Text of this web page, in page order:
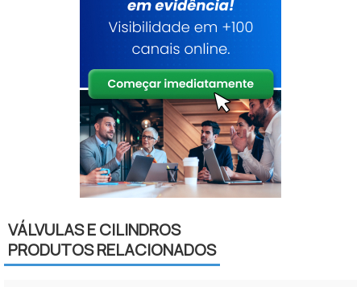
VÁLVULAS E CILINDROS
PRODUTOS RELACIONADOS